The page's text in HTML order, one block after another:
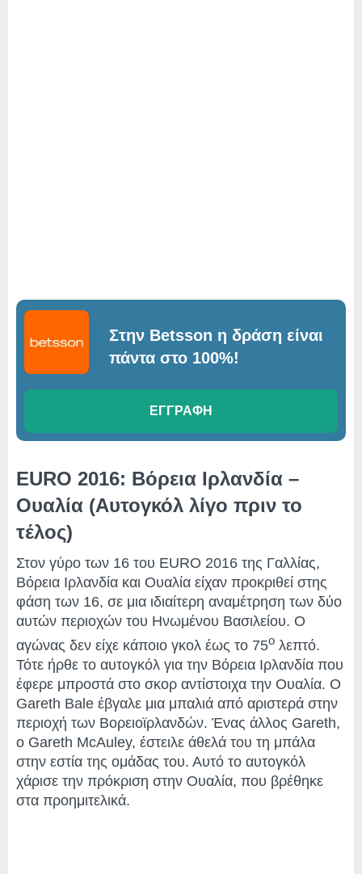
Στην Betsson η δράση είναι
πάντα στο 100%!
ΕΓΓΡΑΦΗ
EURO 2016: Βόρεια Ιρλανδία –
Ουαλία (Αυτογκόλ λίγο πριν το
τέλος)
Στον γύρο των 16 του EURO 2016 της Γαλλίας,
Βόρεια Ιρλανδία και Ουαλία είχαν προκριθεί στης
φάση των 16, σε μια ιδιαίτερη αναμέτρηση των δύο
αυτών περιοχών του Ηνωμένου Βασιλείου. Ο
αγώνας δεν είχε κάποιο γκολ έως το 75ο λεπτό.
Τότε ήρθε το αυτογκόλ για την Βόρεια Ιρλανδία που
έφερε μπροστά στο σκορ αντίστοιχα την Ουαλία. Ο
Gareth Bale έβγαλε μια μπαλιά από αριστερά στην
περιοχή των Βορειοϊρλανδών. Ένας άλλος Gareth,
ο Gareth McAuley, έστειλε άθελά του τη μπάλα
στην εστία της ομάδας του. Αυτό το αυτογκόλ
χάρισε την πρόκριση στην Ουαλία, που βρέθηκε
στα προημιτελικά.